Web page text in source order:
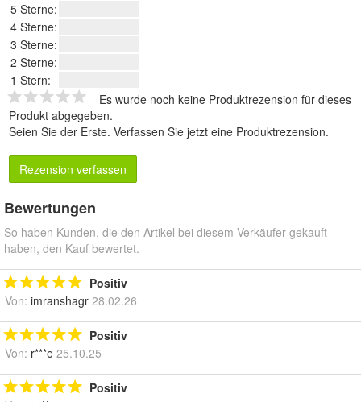
5 Sterne:
4 Sterne:
3 Sterne:
2 Sterne:
1 Stern:
Es wurde noch keine Produktrezension für dieses
Produkt abgegeben.
Seien Sie der Erste. Verfassen Sie jetzt eine Produktrezension.
Rezension verfassen
Bewertungen
So haben Kunden, die den Artikel bei diesem Verkäufer gekauft
haben, den Kauf bewertet.
Positiv
Von: imranshagr 28.02.26
Positiv
Von: r***e 25.10.25
Positiv